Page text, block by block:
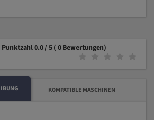
0.0 / 5 ( 0 Bewertungen)
KOMPATIBLE MASCHINEN